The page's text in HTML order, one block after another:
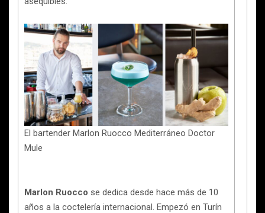
El bartender Marlon Ruocco Mediterráneo Doctor
Mule
Marlon Ruocco se dedica desde hace más de 10
años a la coctelería internacional. Empezó en Turín